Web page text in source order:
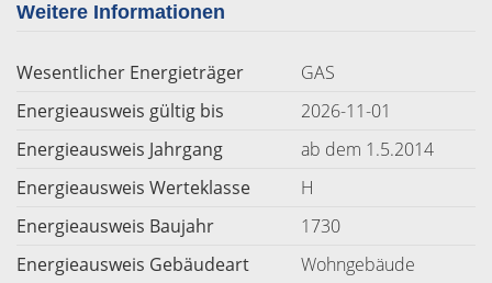
Weitere Informationen
Wesentlicher Energieträger
GAS
Energieausweis gültig bis
2026-11-01
Energieausweis Jahrgang
ab dem 1.5.2014
Energieausweis Werteklasse
H
Energieausweis Baujahr
1730
Energieausweis Gebäudeart
Wohngebäude